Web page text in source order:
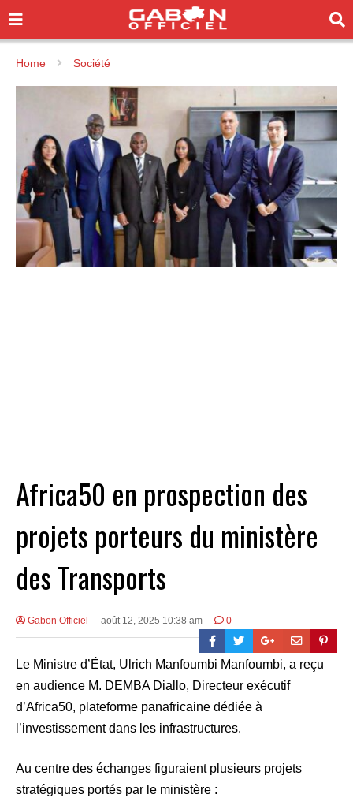
Home Société
Africa50 en prospection des
projets porteurs du ministère
des Transports
Gabon Officiel août 12, 2025 10:38 am 0
Le Ministre d’État, Ulrich Manfoumbi Manfoumbi, a reçu
en audience M. DEMBA Diallo, Directeur exécutif
d’Africa50, plateforme panafricaine dédiée à
l’investissement dans les infrastructures.
Au centre des échanges figuraient plusieurs projets
stratégiques portés par le ministère :